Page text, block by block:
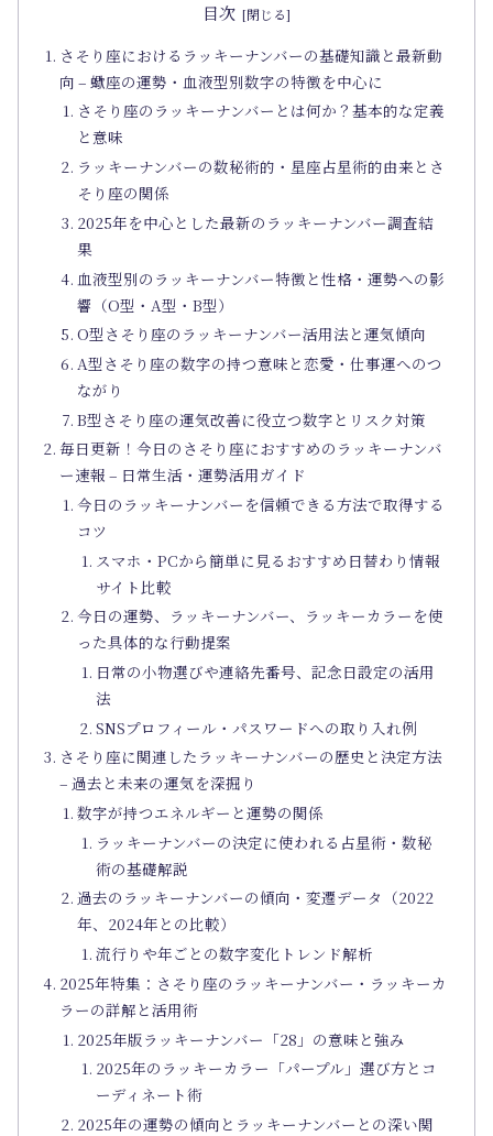
目次
さそり座におけるラッキーナンバーの基礎知識と最新動
向 – 蠍座の運勢・血液型別数字の特徴を中心に
さそり座のラッキーナンバーとは何か？基本的な定義
と意味
ラッキーナンバーの数秘術的・星座占星術的由来とさ
そり座の関係
2025年を中心とした最新のラッキーナンバー調査結
果
血液型別のラッキーナンバー特徴と性格・運勢への影
響（O型・A型・B型）
O型さそり座のラッキーナンバー活用法と運気傾向
A型さそり座の数字の持つ意味と恋愛・仕事運へのつ
ながり
B型さそり座の運気改善に役立つ数字とリスク対策
毎日更新！今日のさそり座におすすめのラッキーナンバ
ー速報 – 日常生活・運勢活用ガイド
今日のラッキーナンバーを信頼できる方法で取得する
コツ
スマホ・PCから簡単に見るおすすめ日替わり情報
サイト比較
今日の運勢、ラッキーナンバー、ラッキーカラーを使
った具体的な行動提案
日常の小物選びや連絡先番号、記念日設定の活用
法
SNSプロフィール・パスワードへの取り入れ例
さそり座に関連したラッキーナンバーの歴史と決定方法
– 過去と未来の運気を深掘り
数字が持つエネルギーと運勢の関係
ラッキーナンバーの決定に使われる占星術・数秘
術の基礎解説
過去のラッキーナンバーの傾向・変遷データ（2022
年、2024年との比較）
流行りや年ごとの数字変化トレンド解析
2025年特集：さそり座のラッキーナンバー・ラッキーカ
ラーの詳解と活用術
2025年版ラッキーナンバー「28」の意味と強み
2025年のラッキーカラー「パープル」選び方とコ
ーディネート術
2025年の運勢の傾向とラッキーナンバーとの深い関